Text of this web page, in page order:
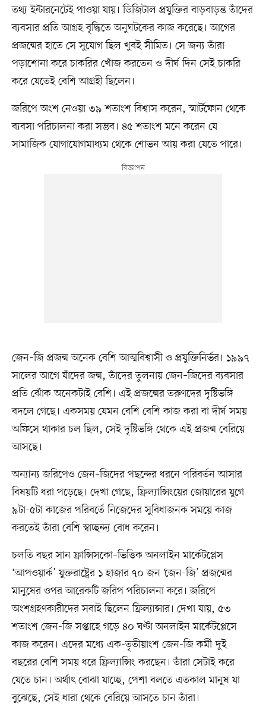
তথ্য ইন্টারনেটেই পাওয়া যায়। ডিজিটাল প্রযুক্তির বাড়বাড়ন্ত তাঁদের
ব্যবসার প্রতি আগ্রহ বৃদ্ধিতে অনুঘটকের কাজ করেছে। আগের
প্রজন্মের হাতে সে সুযোগ ছিল খুবই সীমিত। সে জন্য তাঁরা
পড়াশোনা করে চাকরির খোঁজ করতেন ও দীর্ঘ দিন সেই চাকরি
করে যেতেই বেশি আগ্রহী ছিলেন।
জরিপে অংশ নেওয়া ৩৯ শতাংশ বিশ্বাস করেন, স্মার্টফোন থেকে
ব্যবসা পরিচালনা করা সম্ভব। ৪৫ শতাংশ মনে করেন যে
সামাজিক যোগাযোগমাধ্যম থেকে শোভন আয় করা যেতে পারে।
জেন–জি প্রজন্ম অনেক বেশি আত্মবিশ্বাসী ও প্রযুক্তিনির্ভর। ১৯৯৭
সালের আগে যাঁদের জন্ম, তাঁদের তুলনায় জেন–জিদের ব্যবসার
প্রতি ঝোঁক অনেকটাই বেশি। এই প্রজন্মের তরুণদের দৃষ্টিভঙ্গি
বদলে গেছে। একসময় যেমন বেশি বেশি কাজ করা বা দীর্ঘ সময়
অফিসে থাকার চল ছিল, সেই দৃষ্টিভঙ্গি থেকে এই প্রজন্ম বেরিয়ে
আসছে।
অন্যান্য জরিপেও জেন–জিদের পছন্দের ধরনে পরিবর্তন আসার
বিষয়টি ধরা পড়েছে। দেখা গেছে, ফ্রিল্যান্সিংয়ের জোয়ারের যুগে
৯টা-৫টা কাজের পরিবর্তে নিজেদের সুবিধাজনক সময়ে কাজ
করতেই তাঁরা বেশি স্বাচ্ছন্দ্য বোধ করেন।
চলতি বছর সান ফ্রান্সিসকো–ভিত্তিক অনলাইন মার্কেটপ্লেস
‘আপওয়ার্ক’ যুক্তরাষ্ট্রের ১ হাজার ৭০ জন ‘জেন-জি’ প্রজন্মের
মানুষের ওপর আরেকটি জরিপ পরিচালনা করে। জরিপে
অংশগ্রহণকারীদের সবাই ছিলেন ফ্রিল্যান্সার। দেখা যায়, ৫৩
শতাংশ জেন-জি সপ্তাহে গড়ে ৪০ ঘণ্টা অনলাইন মার্কেটপ্লেসে
কাজ করেন। এদের মধ্যে এক-তৃতীয়াংশ জেন-জি কর্মী দুই
বছরের বেশি সময় ধরে ফ্রিল্যান্সিং করছেন। তাঁরা সেটাই করে
যেতে চান। অর্থাৎ বোঝা যাচ্ছে, পেশা বলতে এতকাল মানুষ যা
বুঝেছে, সেই ধারা থেকে বেরিয়ে আসতে চান তাঁরা।